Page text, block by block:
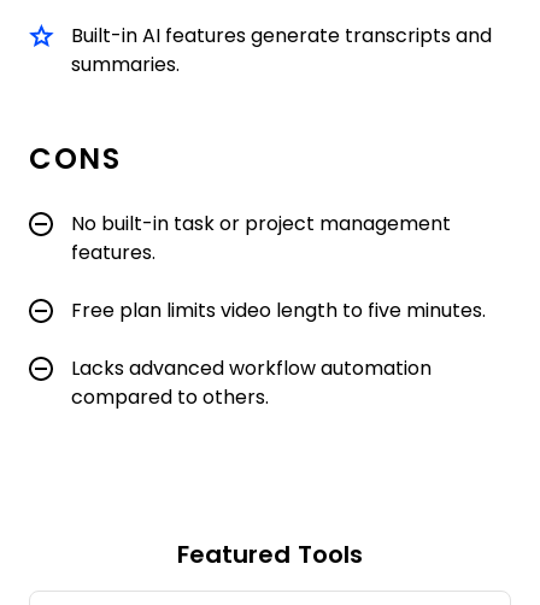
Built-in AI features generate transcripts and
summaries.
CONS
No built-in task or project management
features.
Free plan limits video length to five minutes.
Lacks advanced workflow automation
compared to others.
Featured Tools